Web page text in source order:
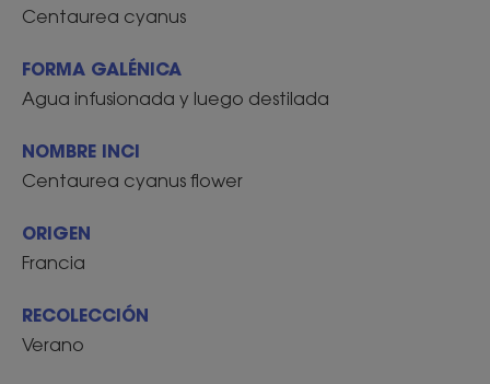
Centaurea cyanus
FORMA GALÉNICA
Agua infusionada y luego destilada
NOMBRE INCI
Centaurea cyanus flower
ORIGEN
Francia
RECOLECCIÓN
Verano